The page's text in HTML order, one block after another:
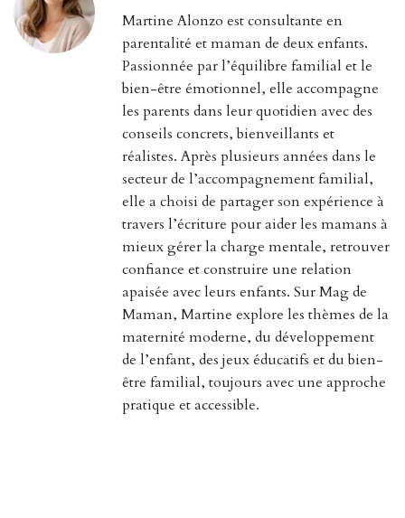
Martine Alonzo est consultante en
parentalité et maman de deux enfants.
Passionnée par l’équilibre familial et le
bien-être émotionnel, elle accompagne
les parents dans leur quotidien avec des
conseils concrets, bienveillants et
réalistes. Après plusieurs années dans le
secteur de l’accompagnement familial,
elle a choisi de partager son expérience à
travers l’écriture pour aider les mamans à
mieux gérer la charge mentale, retrouver
confiance et construire une relation
apaisée avec leurs enfants. Sur Mag de
Maman, Martine explore les thèmes de la
maternité moderne, du développement
de l’enfant, des jeux éducatifs et du bien-
être familial, toujours avec une approche
pratique et accessible.